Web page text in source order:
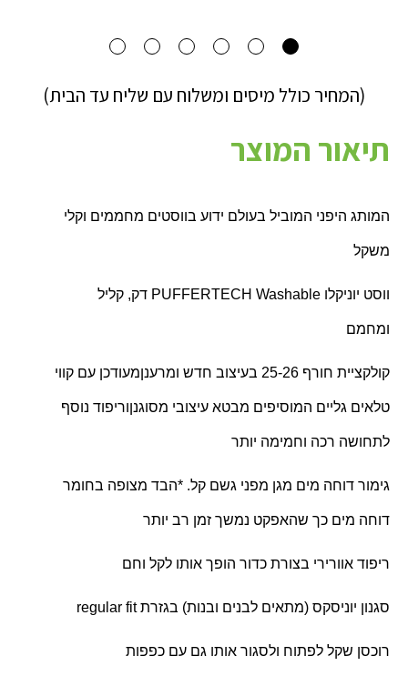
(המחיר כולל מיסים ומשלוח עם שליח עד הבית)
תיאור המוצר
המותג היפני המוביל בעולם ידוע בווסטים מחממים וקלי
משקל
ווסט יוניקלו PUFFERTECH Washable דק, קליל
ומחמם
קולקציית חורף 25-26 בעיצוב חדש ומרענן מעודכן עם קווי
טלאים גליים המוסיפים מבטא עיצובי מסוגנןוריפוד נוסף
לתחושה רכה וחמימה יותר
גימור דוחה מים מגן מפני גשם קל. *הבד מצופה בחומר
דוחה מים כך שהאפקט נמשך זמן רב יותר
ריפוד אוורירי בצורת כדור הופך אותו לקל וחם
סגנון יוניסקס (מתאים לבנים ובנות) בגזרתregular fit
רוכסן שקל לפתוח ולסגור אותו גם עם כפפות